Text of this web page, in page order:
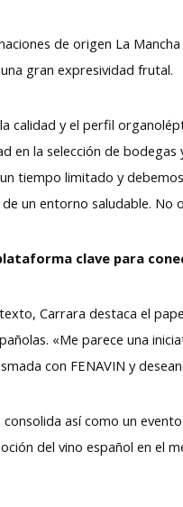
de origen La
gran expresividad frutal.
calidad y el perfil
en la selección de
tiempo limitado y
un entorno saludable. No
clave para
Carrara destaca el
«Me parece una
con FENAVIN y
consolida así como un
del vino español en el